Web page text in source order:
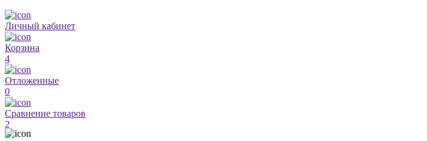
Личный кабинет
Корзина
4
Отложенные
0
Сравнение товаров
2